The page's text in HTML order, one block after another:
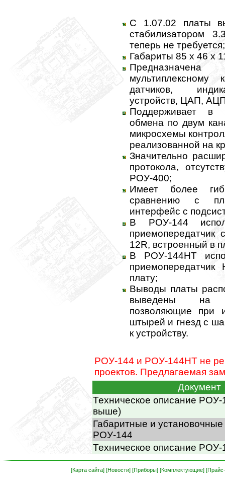
С 1.07.02 платы
стабилизатором
теперь не требуется;
Габариты 85 х 46 х
мультиплексному
датчиков,
устройств, ЦАП,
Поддерживает в
обмена по двум
микросхемы
реализованной на
Значительно
протокола,
РОУ-400;
Имеет более
сравнению с
интерфейс с
В РОУ-144
приемопередатчик
12R, встроенный в
В РОУ-144HT
плату;
Выводы платы
выведены на
позволяющие при
штырей и гнезд с
к устройству.
РОУ-144 и РОУ-144HT не
проектов. Предлагаемая
Документ
Техническое описание РОУ-
выше)
Габаритные и
РОУ-144
Техническое описание РОУ-
[Карта сайта] [Новости] [Приборы] [Комплектующие]